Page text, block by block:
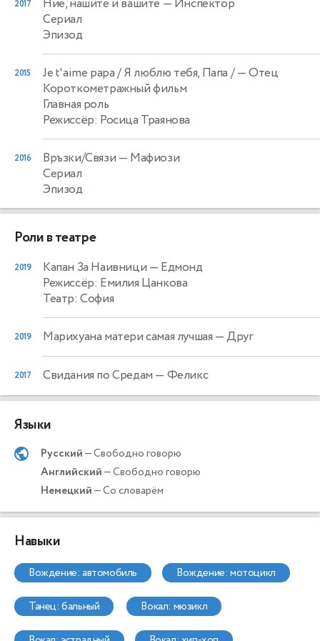
2017
Сериал
Эпизод
2015 Je t'aime papa / Я люблю тебя, Папа /— Отец
Короткометражный фильм
Главная роль
Режиссёр: Росица Траянова
2016 Връзки/Связи — Мафиози
Сериал
Эпизод
Роли в театре
2019 Капан За Наивници — Едмонд
Режиссёр: Емилия Цанкова
Театр: София
2019 Марихуана матери самая лучшая — Друг
2017 Свидания по Средам — Феликс
Языки
Русский— Свободно говорю
Английский— Свободно говорю
Немецкий— Со словарём
Навыки
вождение: автомобиль вождение: мотоцикл
танец: бальный вокал: мюзикл